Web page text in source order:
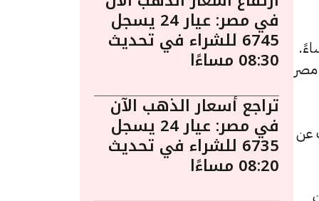
مصر ليوم الثلاثاء 12 مايو الساعة 10:55 مساءً.
بزيادة قدرها 15 جنيهات عن
في مصر: عيار 24 يسجل
6745 للشراء في تحديث
08:30 مساءًا
تراجع أسعار الذهب الآن
في مصر: عيار 24 يسجل
6735 للشراء في تحديث
08:20 مساءًا